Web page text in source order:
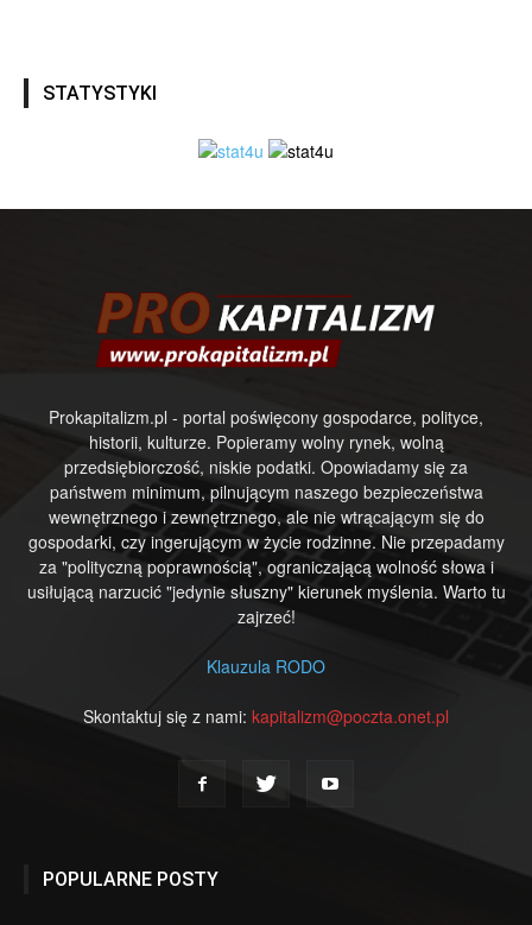
STATYSTYKI
Prokapitalizm.pl - portal poświęcony gospodarce, polityce,
historii, kulturze. Popieramy wolny rynek, wolną
przedsiębiorczość, niskie podatki. Opowiadamy się za
państwem minimum, pilnującym naszego bezpieczeństwa
wewnętrznego i zewnętrznego, ale nie wtrącającym się do
gospodarki, czy ingerującym w życie rodzinne. Nie przepadamy
za "polityczną poprawnością", ograniczającą wolność słowa i
usiłującą narzucić "jedynie słuszny" kierunek myślenia. Warto tu
zajrzeć!
Klauzula RODO
Skontaktuj się z nami: kapitalizm@poczta.onet.pl
POPULARNE POSTY